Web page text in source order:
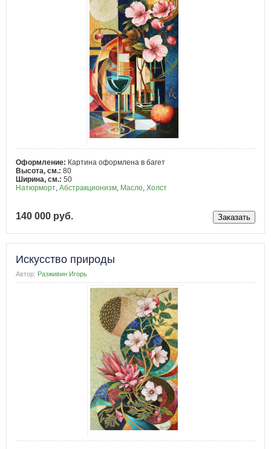
Оформление: Картина оформлена в багет
Высота, см.: 80
Ширина, см.: 50
Натюрморт Абстракционизм Масло Холст
140 000 руб.
Искусство природы
Автор: Разживин Игорь